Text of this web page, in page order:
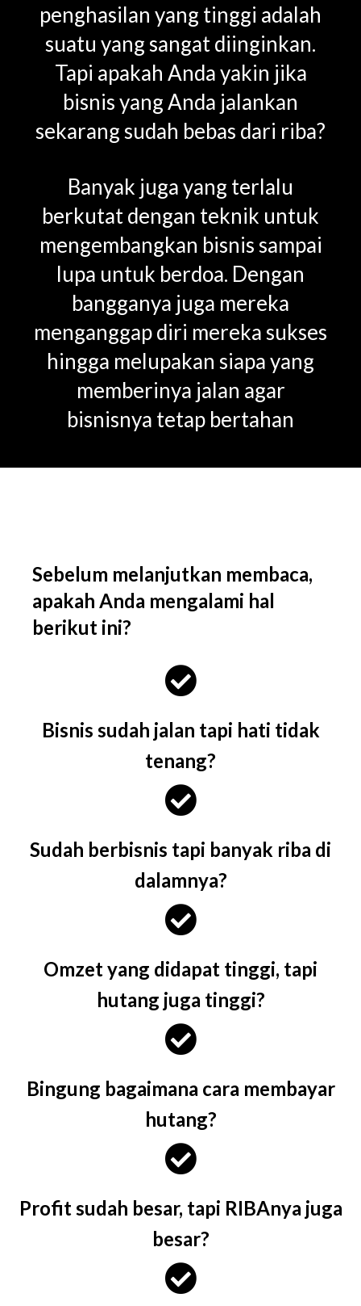
penghasilan yang tinggi adalah
suatu yang sangat diinginkan.
Tapi apakah Anda yakin jika
bisnis yang Anda jalankan
sekarang sudah bebas dari riba?
Banyak juga yang terlalu
berkutat dengan teknik untuk
mengembangkan bisnis sampai
lupa untuk berdoa. Dengan
bangganya juga mereka
menganggap diri mereka sukses
hingga melupakan siapa yang
memberinya jalan agar
bisnisnya tetap bertahan
Sebelum melanjutkan membaca,
apakah Anda mengalami hal
berikut ini?
Bisnis sudah jalan tapi hati tidak
tenang?
Sudah berbisnis tapi banyak riba di
dalamnya?
Omzet yang didapat tinggi, tapi
hutang juga tinggi?
Bingung bagaimana cara membayar
hutang?
Profit sudah besar, tapi RIBAnya juga
besar?